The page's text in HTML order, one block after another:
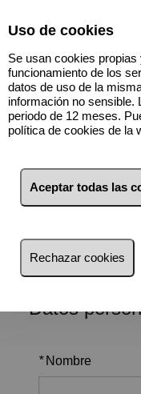
Trabajamos con
de seguros conFiatc
Datos
* Nombre
Uso de cookies
Se usan cookies
funcionamiento de los
datos de uso de la
información no sensible.
periodo de 12 meses.
política de cookies de la
Aceptar todas las
Rechazar cookies